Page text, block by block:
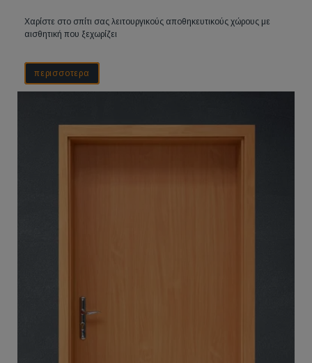
Χαρίστε στο σπίτι σας λειτουργικούς αποθηκευτικούς χώρους με
αισθητική που ξεχωρίζει
περισσοτερα